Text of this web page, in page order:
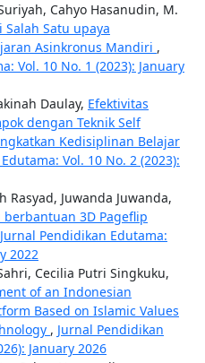
Cahyo Hasanudin, M.
Salah Satu upaya
Asinkronus Mandiri ,
Vol. 10 No. 1 (2023): January
Daulay, Efektivitas
dengan Teknik Self
Kedisiplinan Belajar
Vol. 10 No. 2 (2023):
Rasyad, Juwanda Juwanda,
berbantuan 3D Pageflip
Jurnal Pendidikan Edutama:
2022
Cecilia Putri Singkuku,
of an Indonesian
Based on Islamic Values
, Jurnal Pendidikan
January 2026